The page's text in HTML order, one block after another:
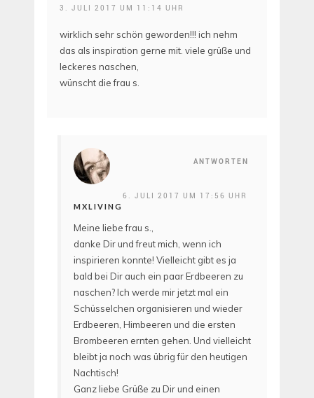
3. JULI 2017 UM 11:14 UHR
wirklich sehr schön geworden!!! ich nehm
das als inspiration gerne mit. viele grüße und
leckeres naschen,
wünscht die frau s.
ANTWORTEN
MXLIVING
6. JULI 2017 UM 17:56 UHR
Meine liebe frau s.,
danke Dir und freut mich, wenn ich
inspirieren konnte! Vielleicht gibt es ja
bald bei Dir auch ein paar Erdbeeren zu
naschen? Ich werde mir jetzt mal ein
Schüsselchen organisieren und wieder
Erdbeeren, Himbeeren und die ersten
Brombeeren ernten gehen. Und vielleicht
bleibt ja noch was übrig für den heutigen
Nachtisch!
Ganz liebe Grüße zu Dir und einen